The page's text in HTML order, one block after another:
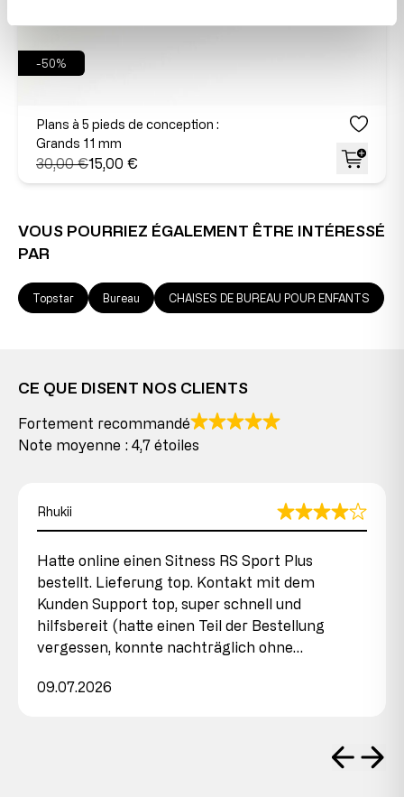
-50%
Plans à 5 pieds de conception :
Grands 11 mm
30,00 €15,00 €
VOUS POURRIEZ ÉGALEMENT ÊTRE INTÉRESSÉ
PAR
Topstar Bureau CHAISES DE BUREAU POUR ENFANTS
CE QUE DISENT NOS CLIENTS
Fortement recommandé
Note moyenne : 4,7 étoiles
Rhukii
Hatte online einen Sitness RS Sport Plus
bestellt. Lieferung top. Kontakt mit dem
Kunden Support top, super schnell und
hilfsbereit (hatte einen Teil der Bestellung
vergessen, konnte nachträglich ohne…
09.07.2026